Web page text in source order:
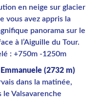
en neige sur glacier
vous avez appris la
panorama sur le
à l’Aiguille du Tour.
: +750m -1250m
(2732 m)
dans la matinée,
le Valsavarenche